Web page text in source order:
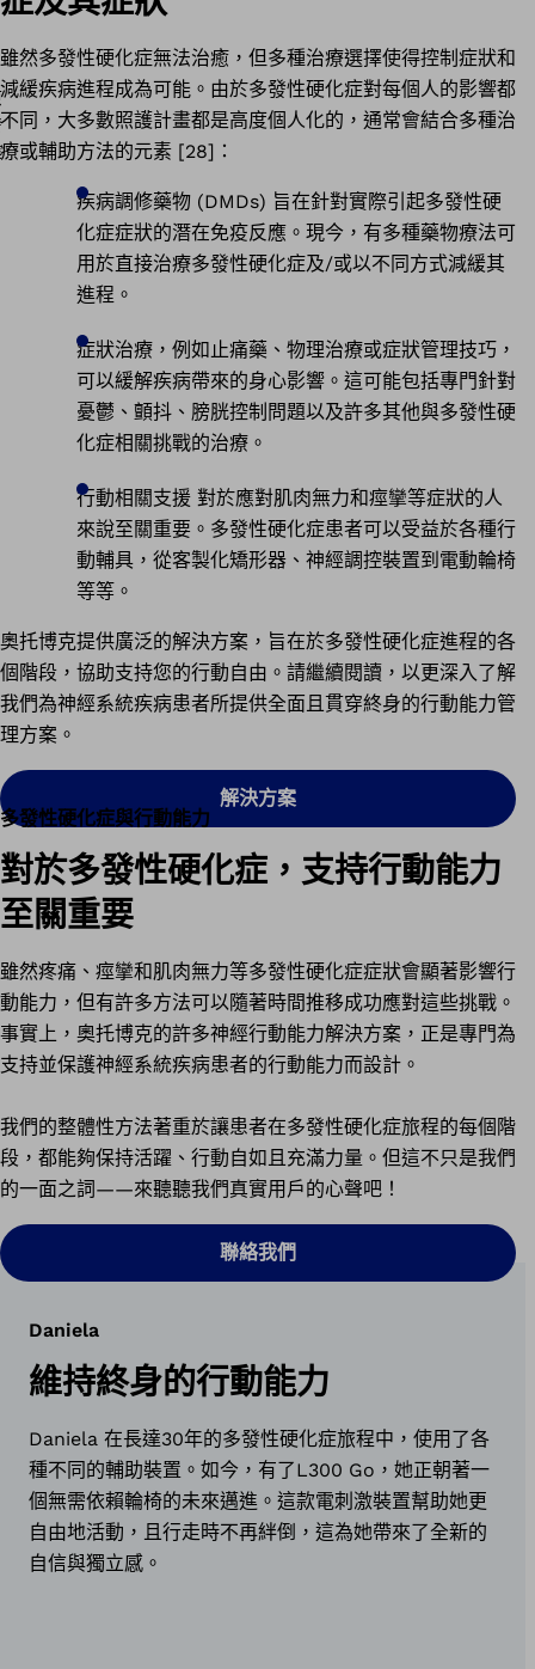
雖然多發性硬化症無法治癒，但多種治療選擇使得控制症狀和
減緩疾病進程成為可能。由於多發性硬化症對每個人的影響都
不同，大多數照護計畫都是高度個人化的，通常會結合多種治
療或輔助方法的元素 [28]：
疾病調修藥物 (DMDs) 旨在針對實際引起多發性硬
化症症狀的潛在免疫反應。現今，有多種藥物療法可
用於直接治療多發性硬化症及/或以不同方式減緩其
進程。
症狀治療，例如止痛藥、物理治療或症狀管理技巧，
可以緩解疾病帶來的身心影響。這可能包括專門針對
憂鬱、顫抖、膀胱控制問題以及許多其他與多發性硬
化症相關挑戰的治療。
行動相關支援 對於應對肌肉無力和痙攣等症狀的人
來說至關重要。多發性硬化症患者可以受益於各種行
動輔具，從客製化矯形器、神經調控裝置到電動輪椅
等等。
奧托博克提供廣泛的解決方案，旨在於多發性硬化症進程的各
個階段，協助支持您的行動自由。請繼續閱讀，以更深入了解
我們為神經系統疾病患者所提供全面且貫穿終身的行動能力管
理方案。
解決方案
多發性硬化症與行動能力
對於多發性硬化症，支持行動能力
至關重要
雖然疼痛、痙攣和肌肉無力等多發性硬化症症狀會顯著影響行
動能力，但有許多方法可以隨著時間推移成功應對這些挑戰。
事實上，奧托博克的許多神經行動能力解決方案，正是專門為
支持並保護神經系統疾病患者的行動能力而設計。
我們的整體性方法著重於讓患者在多發性硬化症旅程的每個階
段，都能夠保持活躍、行動自如且充滿力量。但這不只是我們
的一面之詞——來聽聽我們真實用戶的心聲吧！
聯絡我們
Daniela
維持終身的行動能力
Daniela 在長達30年的多發性硬化症旅程中，使用了各
種不同的輔助裝置。如今，有了L300 Go，她正朝著一
個無需依賴輪椅的未來邁進。這款電刺激裝置幫助她更
自由地活動，且行走時不再絆倒，這為她帶來了全新的
自信與獨立感。